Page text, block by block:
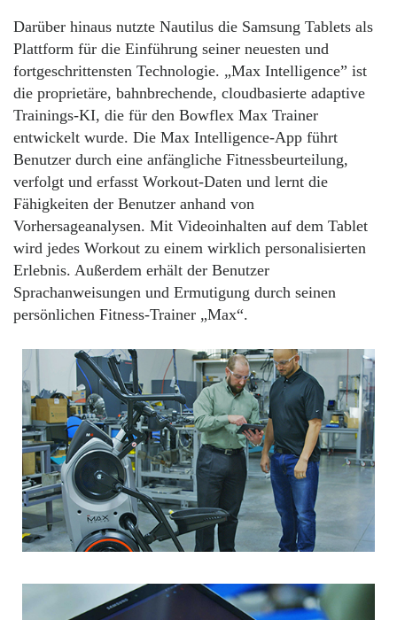
Darüber hinaus nutzte Nautilus die Samsung Tablets als
Plattform für die Einführung seiner neuesten und
fortgeschrittensten Technologie. „Max Intelligence” ist
die proprietäre, bahnbrechende, cloudbasierte adaptive
Trainings-KI, die für den Bowflex Max Trainer
entwickelt wurde. Die Max Intelligence-App führt
Benutzer durch eine anfängliche Fitnessbeurteilung,
verfolgt und erfasst Workout-Daten und lernt die
Fähigkeiten der Benutzer anhand von
Vorhersageanalysen. Mit Videoinhalten auf dem Tablet
wird jedes Workout zu einem wirklich personalisierten
Erlebnis. Außerdem erhält der Benutzer
Sprachanweisungen und Ermutigung durch seinen
persönlichen Fitness-Trainer „Max“.